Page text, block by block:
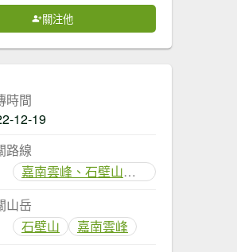
關注他
時間
12-19
路線
嘉南雲峰、石壁山登山步道
山岳
石壁山
嘉南雲峰